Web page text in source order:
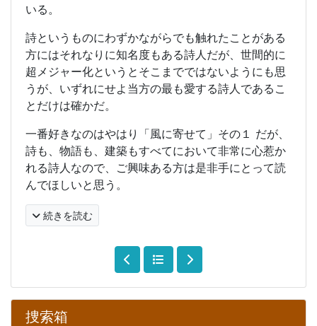
いる。
詩というものにわずかながらでも触れたことがある
方にはそれなりに知名度もある詩人だが、世間的に
超メジャー化というとそこまでではないようにも思
うが、いずれにせよ当方の最も愛する詩人であるこ
とだけは確かだ。
一番好きなのはやはり「風に寄せて」その１ だが、
詩も、物語も、建築もすべてにおいて非常に心惹か
れる詩人なので、ご興味ある方は是非手にとって読
んでほしいと思う。
続きを読む
捜索箱